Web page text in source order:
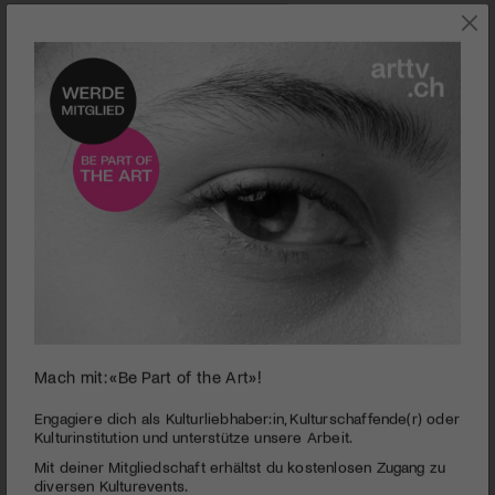
SZENE
seconds
minutes,
12
Stiftung Weidli Stans | Künstlerische Interventionen
PUBLIZIERT AM 3. JULI 2021
Mach mit: «Be Part of the Art»!
Engagiere dich als Kulturliebhaber:in, Kulturschaffende(r) oder
Kulturinstitution und unterstütze unsere Arbeit.
Mit deiner Mitgliedschaft erhältst du kostenlosen Zugang zu
diversen Kulturevents.